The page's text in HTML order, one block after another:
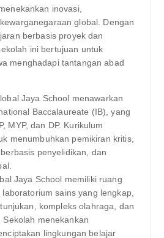
inovasi,
global. Dengan
berbasis proyek dan
ini bertujuan untuk
menghadapi tantangan abad
Jaya School menawarkan
Baccalaureate (IB), yang
MYP, dan DP. Kurikulum
menumbuhkan pemikiran kritis,
penyelidikan, dan
Jaya School memiliki ruang
sains yang lengkap,
kompleks olahraga, dan
Sekolah menekankan
lingkungan belajar